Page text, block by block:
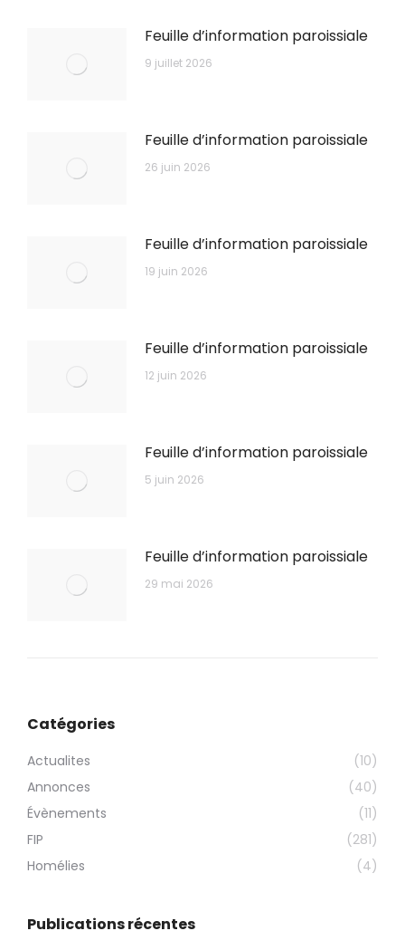
Feuille d’information paroissiale
9 juillet 2026
Feuille d’information paroissiale
26 juin 2026
Feuille d’information paroissiale
19 juin 2026
Feuille d’information paroissiale
12 juin 2026
Feuille d’information paroissiale
5 juin 2026
Feuille d’information paroissiale
29 mai 2026
Catégories
Actualites
(10)
Annonces
(40)
Évènements
(11)
FIP
(281)
Homélies
(4)
Publications récentes